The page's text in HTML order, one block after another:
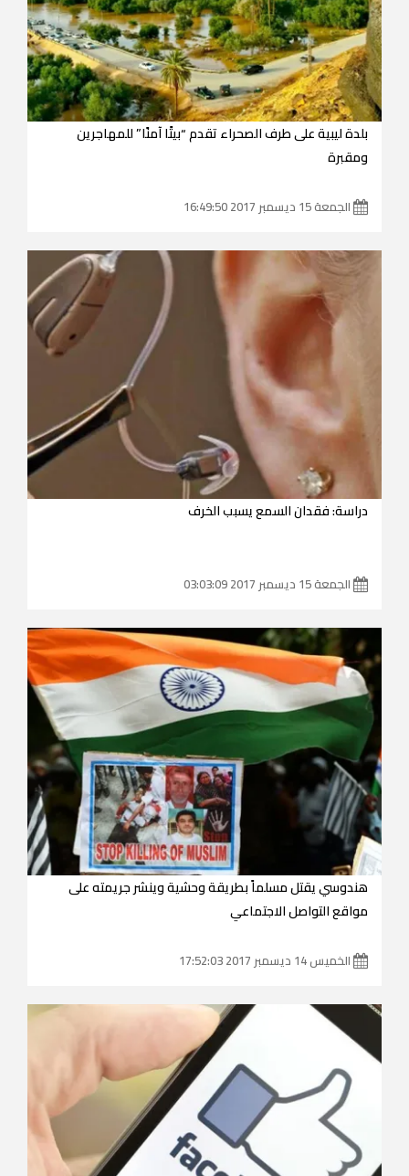
بلدة ليبية على طرف الصحراء تقدم “بيتًا آمنًا” للمهاجرين
ومقبرة
الجمعة 15 ديسمبر 2017 16:49:50
دراسة: فقدان السمع يسبب الخرف
الجمعة 15 ديسمبر 2017 03:03:09
هندوسي يقتل مسلماً بطريقة وحشية وينشر جريمته على
مواقع التواصل الاجتماعي
الخميس 14 ديسمبر 2017 17:52:03